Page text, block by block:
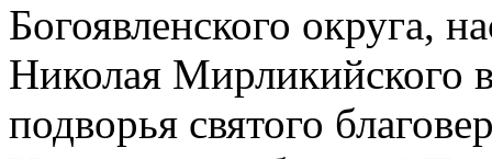
Богоявленского округа,
Николая Мирликийского
подворья святого